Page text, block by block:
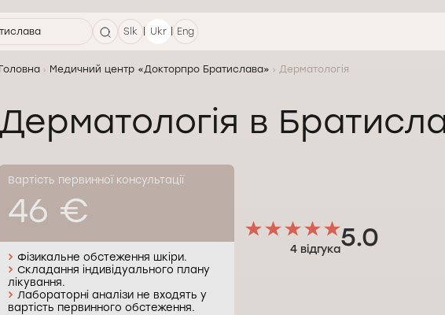
Slk | Ukr | Eng
Головна Медичний центр «Докторпро Братислава» Дерматологія
Дерматологія в
Вартість первинної консультації
46 €
Фізикальне обстеження шкіри.
Складання індивідуального плану
лікування.
Лабораторні аналізи не входять у
вартість первинного обстеження.
4 відгука5.0